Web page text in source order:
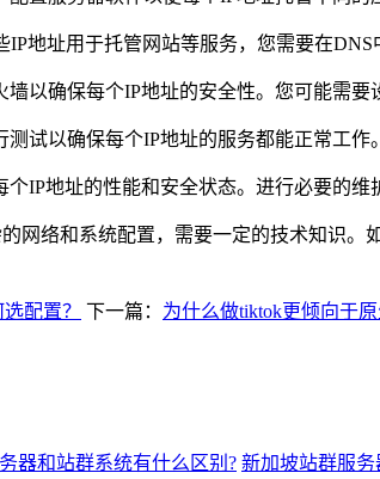
IP地址用于托管网站等服务，您需要在
墙以确保每个IP地址的安全性。您可能需要
测试以确保每个IP地址的服务都能正常工作
个IP地址的性能和安全状态。进行必要的维
络和系统配置，需要一定的技术知识。
配置？ 下一篇： 为什么做tiktok更倾向于原
器和站群系统有什么区别? 新加坡站群服